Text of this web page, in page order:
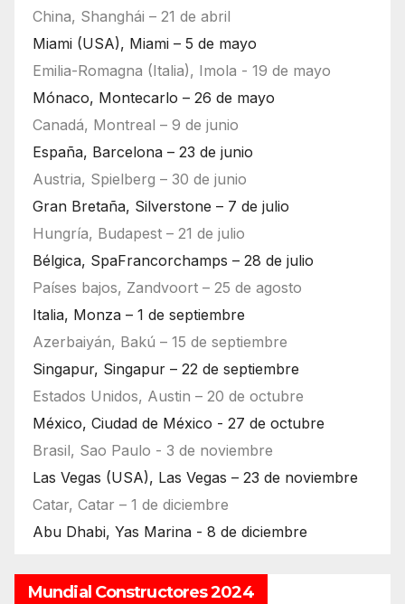
China, Shanghái – 21 de abril
Miami (USA), Miami – 5 de mayo
Emilia-Romagna (Italia), Imola - 19 de mayo
Mónaco, Montecarlo – 26 de mayo
Canadá, Montreal – 9 de junio
España, Barcelona – 23 de junio
Austria, Spielberg – 30 de junio
Gran Bretaña, Silverstone – 7 de julio
Hungría, Budapest – 21 de julio
Bélgica, SpaFrancorchamps – 28 de julio
Países bajos, Zandvoort – 25 de agosto
Italia, Monza – 1 de septiembre
Azerbaiyán, Bakú – 15 de septiembre
Singapur, Singapur – 22 de septiembre
Estados Unidos, Austin – 20 de octubre
México, Ciudad de México - 27 de octubre
Brasil, Sao Paulo - 3 de noviembre
Las Vegas (USA), Las Vegas – 23 de noviembre
Catar, Catar – 1 de diciembre
Abu Dhabi, Yas Marina - 8 de diciembre
Mundial Constructores 2024